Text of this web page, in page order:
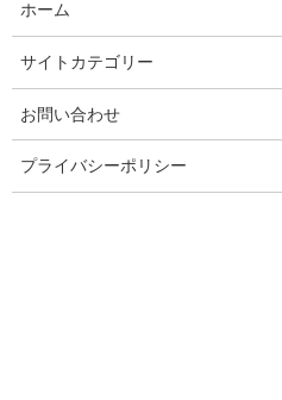
Copy
コメントを残す
ホーム
サイトカテゴリー
お問い合わせ
プライバシーポリシー